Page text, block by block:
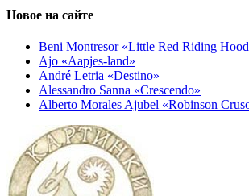
Новое на сайте
Beni Montresor «Little Red Riding
Ajo «Aapjes-land»
André Letria «Destino»
Alessandro Sanna «Crescendo»
Alberto Morales Ajubel «Robinson